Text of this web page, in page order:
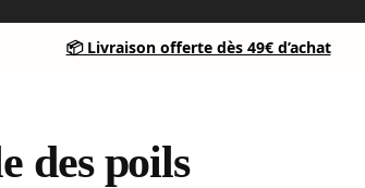
📦 Livraison offerte dès 49€ d’achat
des poils